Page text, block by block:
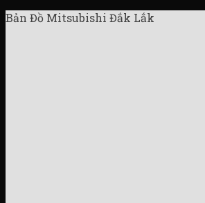
Bản Đồ Mitsubishi Đắk Lắk